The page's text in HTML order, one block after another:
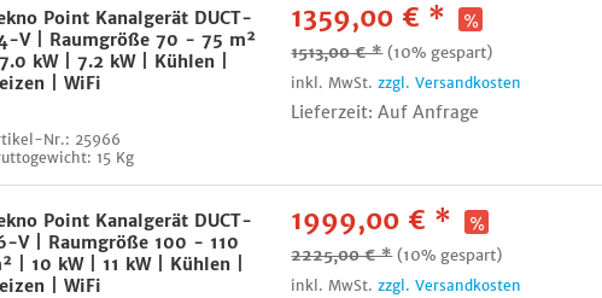
Point Kanalgerät DUCT-
V | Raumgröße 70 - 75 m²
7.0 kW | 7.2 kW | Kühlen |
| WiFi
Nr.: 25966
15 Kg
1359,00 € *
1513,00 € * (10% gespart)
inkl. MwSt.zzgl. Versandkosten
Lieferzeit: Auf Anfrage
Point Kanalgerät DUCT-
V | Raumgröße 100 - 110
| 10 kW | 11 kW | Kühlen |
| WiFi
1999,00 € *
2225,00 € * (10% gespart)
inkl. MwSt.zzgl. Versandkosten